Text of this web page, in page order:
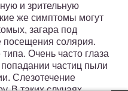
и зрительную
же симптомы могут
загара под
солярия.
Очень часто глаза
частиц пыли
Слезотечение